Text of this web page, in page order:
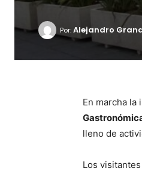
Por:Alejandro
En marcha la
lleno de
Los